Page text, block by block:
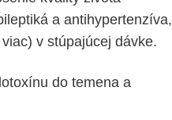
a antihypertenzíva,
v stúpajúcej dávke.
do temena a